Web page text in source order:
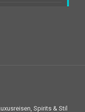
Spirits & Stil